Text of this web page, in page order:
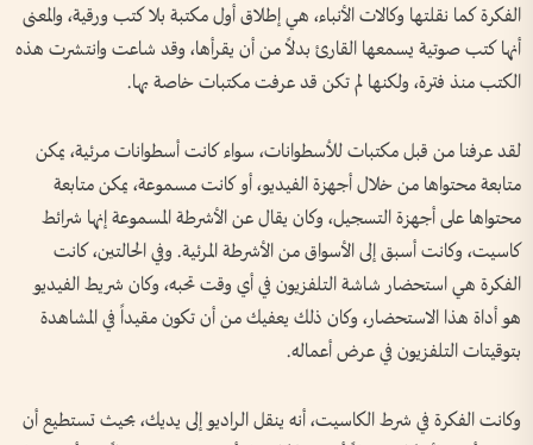
الفكرة كما نقلتها وكالات الأنباء، هي إطلاق أول مكتبة بلا كتب ورقية، والمعنى
أنها كتب صوتية يسمعها القارئ بدلاً من أن يقرأها، وقد شاعت وانتشرت هذه
الكتب منذ فترة، ولكنها لم تكن قد عرفت مكتبات خاصة بها.
لقد عرفنا من قبل مكتبات للأسطوانات، سواء كانت أسطوانات مرئية، يمكن
متابعة محتواها من خلال أجهزة الفيديو، أو كانت مسموعة، يمكن متابعة
محتواها على أجهزة التسجيل، وكان يقال عن الأشرطة المسموعة إنها شرائط
كاسيت، وكانت أسبق إلى الأسواق من الأشرطة المرئية. وفي الحالتين، كانت
الفكرة هي استحضار شاشة التلفزيون في أي وقت تحبه، وكان شريط الفيديو
هو أداة هذا الاستحضار، وكان ذلك يعفيك من أن تكون مقيداً في المشاهدة
بتوقيتات التلفزيون في عرض أعماله.
وكانت الفكرة في شرط الكاسيت، أنه ينقل الراديو إلى يديك، بحيث تستطيع أن